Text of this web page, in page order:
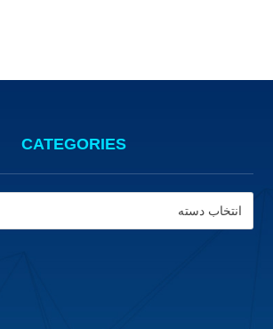
CATEGORIES